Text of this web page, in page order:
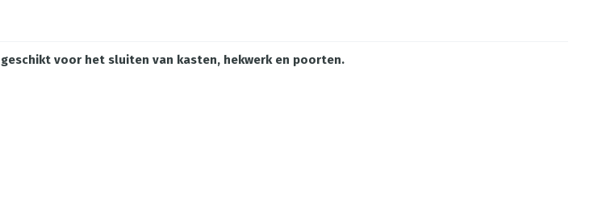
geschikt voor het sluiten van kasten, hekwerk en poorten.